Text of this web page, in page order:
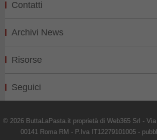
Contatti
Archivi News
Risorse
Seguici
© 2026 ButtaLaPasta.it proprietà di Web365 Srl -
00141 Roma RM - P.Iva IT12279101005 -